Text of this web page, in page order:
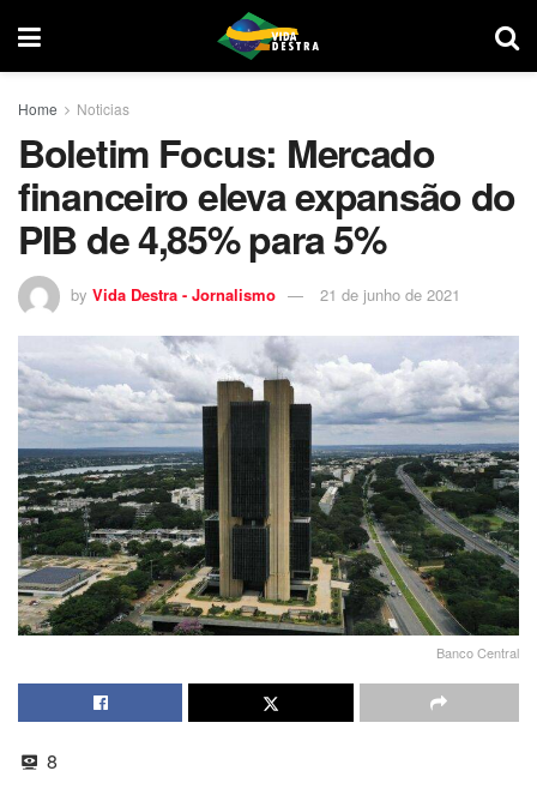
Home Noticias
Boletim Focus: Mercado
financeiro eleva expansão do
PIB de 4,85% para 5%
by Vida Destra - Jornalismo 21 de junho de 2021
Banco Central
8